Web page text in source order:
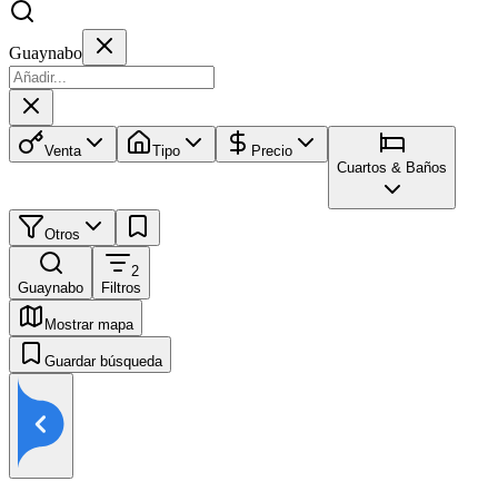
Guaynabo
Venta Tipo
Precio
Cuartos & Baños
Otros
Guaynabo
2
Filtros
Mostrar mapa
Guardar búsqueda